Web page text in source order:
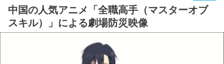
中国の人気アニメ「全職高手（マスターオブ
スキル）」による劇場防災映像